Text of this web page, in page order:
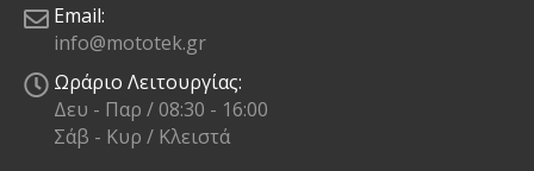
Email:
info@mototek.gr
Ωράριο Λειτουργίας:
Δευ - Παρ / 08:30 - 16:00
Σάβ - Κυρ / Κλειστά